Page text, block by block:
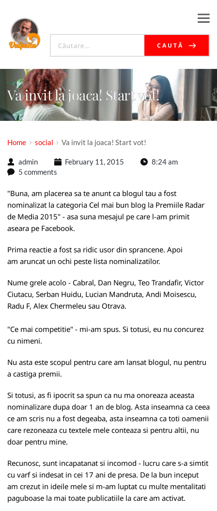
CAUTĂ
Va invit la joaca! Start vot!
Home social Va invit la joaca! Start vot!
admin February 11, 2015
8:24 am
5 comments
"Buna, am placerea sa te anunt ca blogul tau a fost
nominalizat la categoria Cel mai bun blog la Premiile Radar
de Media 2015" - asa suna mesajul pe care l-am primit
aseara pe Facebook.
Prima reactie a fost sa ridic usor din sprancene. Apoi
am aruncat un ochi peste lista nominalizatilor.
Nume grele acolo - Cabral, Dan Negru, Teo Trandafir, Victor
Ciutacu, Serban Huidu, Lucian Mandruta, Andi Moisescu,
Radu F, Alex Chermeleu sau Otrava.
"Ce mai competitie" - mi-am spus. Si totusi, eu nu concurez
cu nimeni.
Nu asta este scopul pentru care am lansat blogul, nu pentru
a castiga premii.
Si totusi, as fi ipocrit sa spun ca nu ma onoreaza aceasta
nominalizare dupa doar 1 an de blog. Asta inseamna ca ceea
ce am scris nu a fost degeaba, asta inseamna ca toti oamenii
care rezoneaza cu textele mele conteaza si pentru altii, nu
doar pentru mine.
Recunosc, sunt incapatanat si incomod - lucru care s-a simtit
cu varf si indesat in cei 17 ani de presa. De la bun inceput
am crezut in ideile mele si m-am luptat cu multe mentalitati
paguboase la mai toate publicatiile la care am activat.